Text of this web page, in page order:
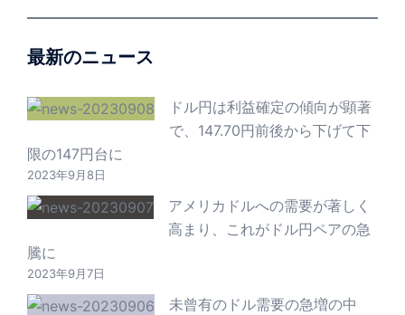
最新のニュース
ドル円は利益確定の傾向が顕著
で、147.70円前後から下げて下
限の147円台に
2023年9月8日
アメリカドルへの需要が著しく
高まり、これがドル円ペアの急
騰に
2023年9月7日
未曾有のドル需要の急増の中